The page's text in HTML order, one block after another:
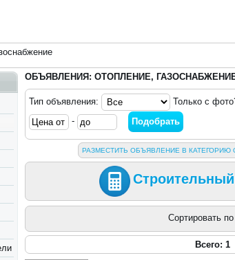
ОБЪЯВЛЕНИЯ: ОТОПЛЕНИЕ,
Тип объявления:
Только с
-
РАЗМЕСТИТЬ ОБЪЯВЛЕНИЕ В КАТЕГОРИЮ
Сортировать по
Всего: 1